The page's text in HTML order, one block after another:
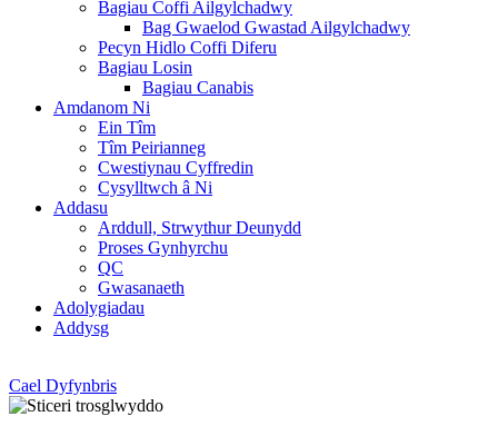
Bagiau Coffi Ailgylchadwy
Bag Gwaelod Gwastad Ailgylchadwy
Pecyn Hidlo Coffi Diferu
Bagiau Losin
Bagiau Canabis
Amdanom Ni
Ein Tîm
Tîm Peirianneg
Cwestiynau Cyffredin
Cysylltwch â Ni
Addasu
Arddull, Strwythur Deunydd
Proses Gynhyrchu
QC
Gwasanaeth
Adolygiadau
Addysg
Cael Dyfynbris